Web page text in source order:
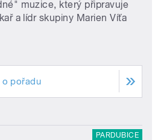
muzice, který připravuje
a lídr skupiny Marien Víťa
o pořadu
PARDUBICE